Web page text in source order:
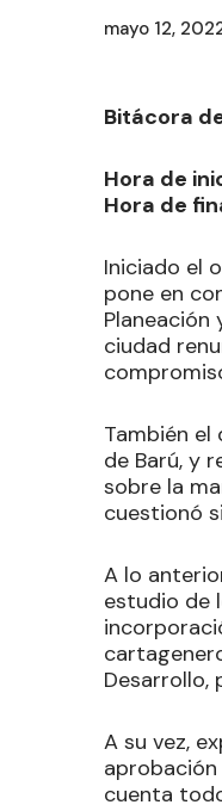
mayo 12,
Bitácora
Hora de
Hora de
Iniciado el
pone en
Planeación
ciudad
También
de Barú, y
sobre la
cuestionó
A lo
estudio de
Desarrollo,
A su vez,
cuenta